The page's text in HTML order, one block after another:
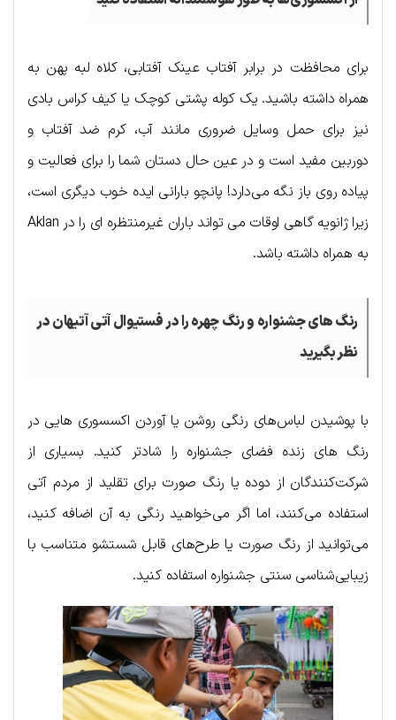
برای محافظت در برابر آفتاب عینک آفتابی، کلاه لبه پهن به
همراه داشته باشید. یک کوله پشتی کوچک یا کیف کراس بادی
نیز برای حمل وسایل ضروری مانند آب، کرم ضد آفتاب و
دوربین مفید است و در عین حال دستان شما را برای فعالیت و
پیاده روی باز نگه می‌دارد! پانچو بارانی ایده خوب دیگری است،
زیرا ژانویه گاهی اوقات می تواند باران غیرمنتظره ای را در Aklan
به همراه داشته باشد.
رنگ های جشنواره و رنگ چهره را در فستیوال آتی آتیهان در
نظر بگیرید
با پوشیدن لباس‌های رنگی روشن یا آوردن اکسسوری هایی در
رنگ های زنده فضای جشنواره را شادتر کنید. بسیاری از
شرکت‌کنندگان از دوده یا رنگ صورت برای تقلید از مردم آتی
استفاده می‌کنند، اما اگر می‌خواهید رنگی به آن اضافه کنید،
می‌توانید از رنگ صورت یا طرح‌های قابل شستشو متناسب با
زیبایی‌شناسی سنتی جشنواره استفاده کنید.